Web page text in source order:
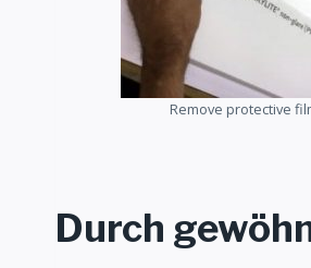
Remove protective
Durch